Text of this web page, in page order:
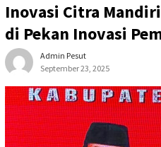
Inovasi Citra
di Pekan Inovasi
Admin Pesut
September 23, 2025